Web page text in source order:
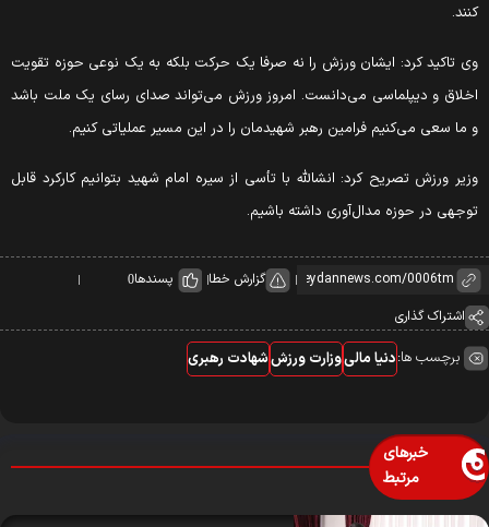
تاکید کرد: ایشان ورزش را نه صرفا یک حرکت بلکه به یک نوعی حوزه تقویت
و دیپلماسی می‌دانست. امروز ورزش می‌تواند صدای رسای یک ملت باشد
ما سعی می‌کنیم فرامین رهبر شهیدمان را در این مسیر عملیاتی کنیم.
ورزش تصریح کرد: انشالله با تأسی از سیره امام شهید بتوانیم کارکرد قابل
در حوزه مدال‌آوری داشته باشیم.
گزارش خطا پسندها0
اشتراک گذاری
برچسب ها:دنیا مالیوزارت ورزششهادت رهبری
خبرهای
مرتبط